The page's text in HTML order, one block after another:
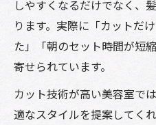
堺市の美容室が叶
魅力
カットとケアが両
ック項目
高品質な美容室サ
する方法
しやすくなるだけでなく、
ります。実際に「カットだ
た」「朝のセット時間が短
寄せられています。
カット技術が高い美容室で
適なスタイルを提案してく